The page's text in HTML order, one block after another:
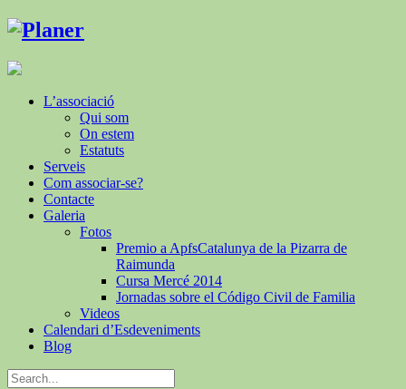
L’associació
Qui som
On estem
Estatuts
Serveis
Com associar-se?
Contacte
Galeria
Fotos
Premio a ApfsCatalunya de la Pizarra de
Raimunda
Cursa Mercé 2014
Jornadas sobre el Código Civil de Familia
Videos
Calendari d’Esdeveniments
Blog